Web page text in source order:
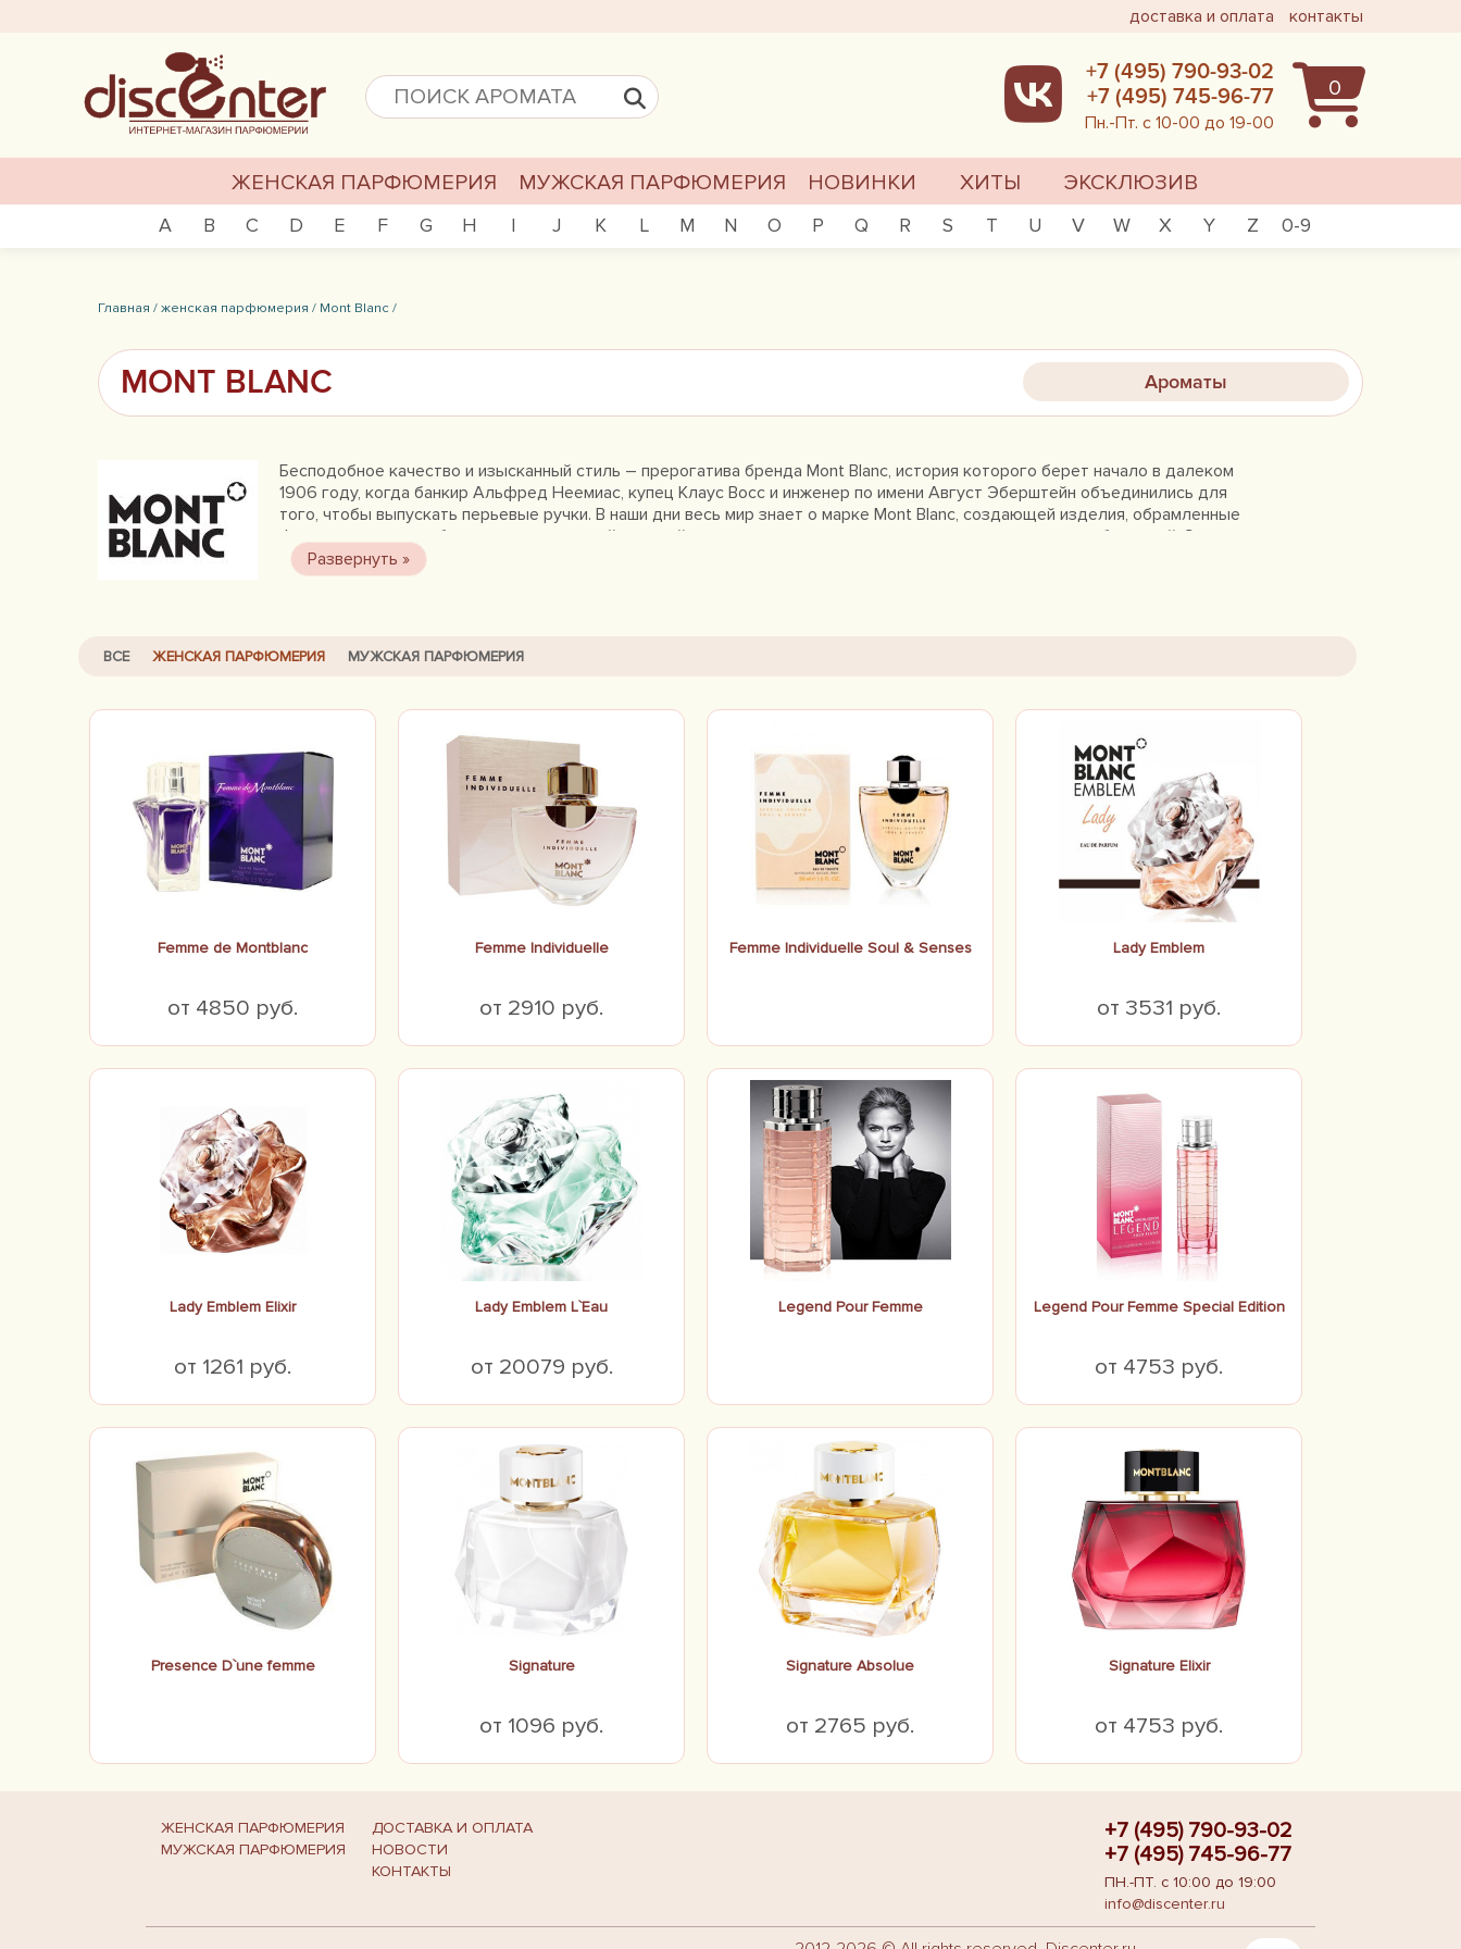
доставка и оплата контакты
0
+7 (495) 790-93-02
+7 (495) 745-96-77
Пн.-Пт. с 10-00 до 19-00
ЖЕНСКАЯ ПАРФЮМЕРИЯ МУЖСКАЯ ПАРФЮМЕРИЯ НОВИНКИ ХИТЫ ЭКСКЛЮЗИВ
A B C D E F G H I J K L M N O P Q R S T U V W X Y Z 0-9
Главная /женская парфюмерия / Mont Blanc /
MONT BLANC Ароматы
Бесподобное качество и изысканный стиль – прерогатива бренда Mont Blanc, история которого берет начало в далеком
1906 году, когда банкир Альфред Неемиас, купец Клаус Восс и инженер по имени Август Эберштейн объединились для
того, чтобы выпускать перьевые ручки. В наши дни весь мир знает о марке Mont Blanc, создающей изделия, обрамленные
фирменным знаком бренда - закругленной звездой, и предназначенные для успешных и уверенных в себе людей. Это и
письменные принадлежности, и кожаные аксессуары, и роскошные драгоценности, и высокоточные часы, и элегантные
очки, и многое другое. А эксклюзивная линия парфюмов удачно дополняет классический облик целеустремленного и
Femme de Montblanc дают возможность в любой ситуации оставаться на высоте, не изменяя своей природе.
ВСЕ ЖЕНСКАЯ ПАРФЮМЕРИЯ МУЖСКАЯ ПАРФЮМЕРИЯ
Femme de Montblanc
от 4850 руб.
Femme Individuelle
от 2910 руб.
Femme Individuelle Soul & Senses Lady Emblem
от 3531 руб.
Lady Emblem Elixir
от 1261 руб.
Lady Emblem L`Eau
от 20079 руб.
Legend Pour Femme Legend Pour Femme Special Edition
от 4753 руб.
Presence D`une femme Signature
от 1096 руб.
Signature Absolue
от 2765 руб.
Signature Elixir
от 4753 руб.
ЖЕНСКАЯ ПАРФЮМЕРИЯ
МУЖСКАЯ ПАРФЮМЕРИЯ
ДОСТАВКА И ОПЛАТА
НОВОСТИ
КОНТАКТЫ
+7 (495) 790-93-02
+7 (495) 745-96-77
ПН.-ПТ. с 10:00 до 19:00
info@discenter.ru